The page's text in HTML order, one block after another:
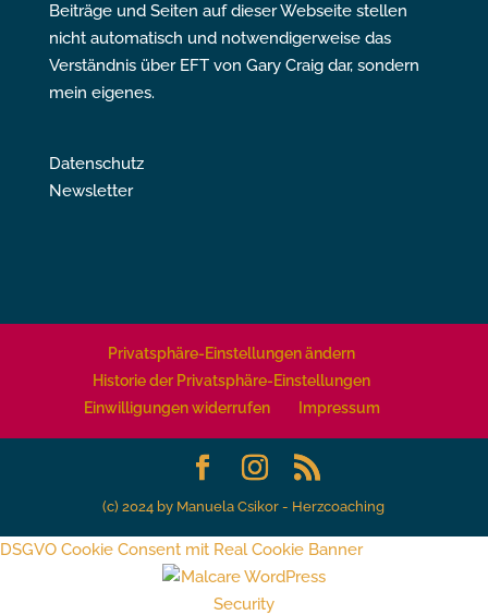
Beiträge und Seiten auf dieser Webseite stellen
nicht automatisch und notwendigerweise das
Verständnis über EFT von Gary Craig dar, sondern
mein eigenes.
Datenschutz
Newsletter
Privatsphäre-Einstellungen ändern
Historie der Privatsphäre-Einstellungen
Einwilligungen widerrufen
Impressum
(c) 2024 by Manuela Csikor - Herzcoaching
DSGVO Cookie Consent mit Real Cookie Banner